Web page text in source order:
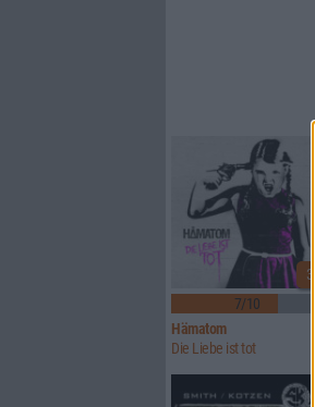
3
7/10
Hämatom
Die Liebe ist tot